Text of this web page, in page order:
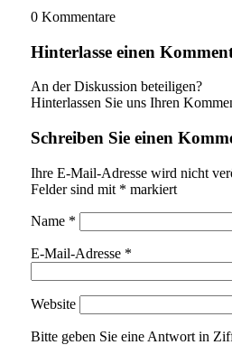
0 Kommentare
Hinterlasse einen
An der Diskussion beteiligen?
Hinterlassen Sie uns Ihren
Schreiben Sie einen
Ihre E-Mail-Adresse wird nicht
Felder sind mit * markiert
Name *
E-Mail-Adresse *
Website
Bitte geben Sie eine Antwort in